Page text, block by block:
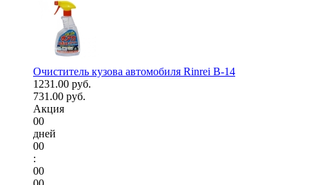
Очиститель кузова автомобиля Rinrei B-14
1231.00 руб.
731.00 руб.
Акция
00
дней
00
:
00